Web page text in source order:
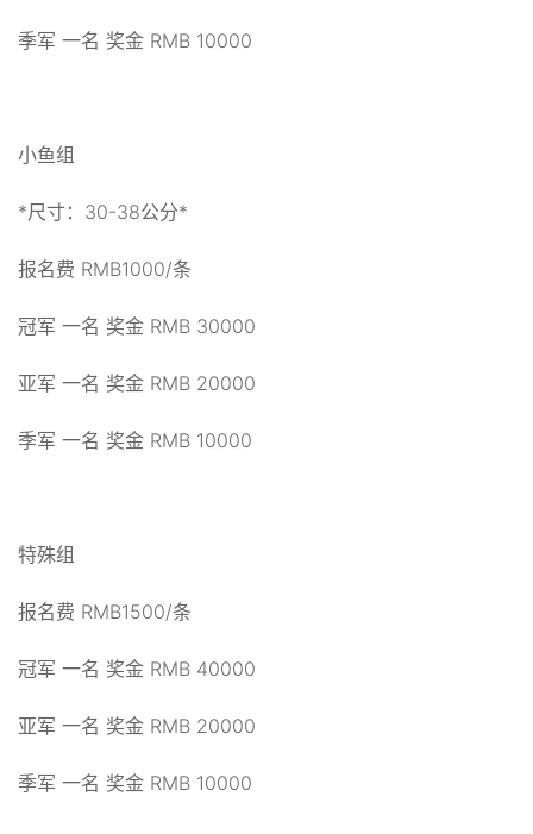
季军 一名 奖金 RMB 10000
小鱼组
*尺寸：30-38公分*
报名费 RMB1000/条
冠军 一名 奖金 RMB 30000
亚军 一名 奖金 RMB 20000
季军 一名 奖金 RMB 10000
特殊组
报名费 RMB1500/条
冠军 一名 奖金 RMB 40000
亚军 一名 奖金 RMB 20000
季军 一名 奖金 RMB 10000